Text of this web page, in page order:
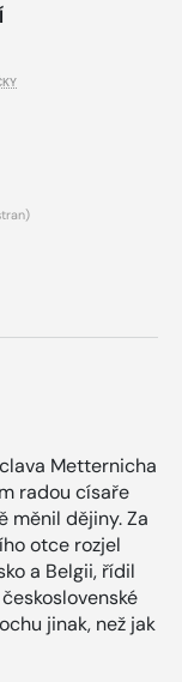
Metternicha
radou císaře
měnil dějiny. Za
otce rozjel
a Belgii, řídil
jinak, než jak